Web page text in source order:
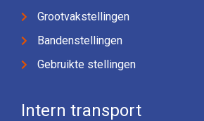
Grootvakstellingen
Bandenstellingen
Gebruikte stellingen
Intern transport